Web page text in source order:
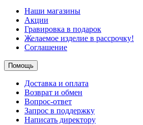
Наши магазины
Акции
Гравировка в подарок
Желаемое изделие в рассрочку!
Соглашение
Помощь
Доставка и оплата
Возврат и обмен
Вопрос-ответ
Запрос в поддержку
Написать директору